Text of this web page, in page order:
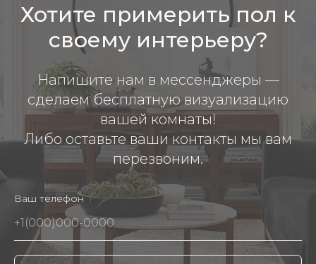
Хотите примерить пол к
своему интерьеру?
Напишите нам в мессенджеры —
сделаем бесплатную визуализацию
вашей комнаты!
Либо оставьте ваши контакты мы вам
перезвоним.
Ваш телефон